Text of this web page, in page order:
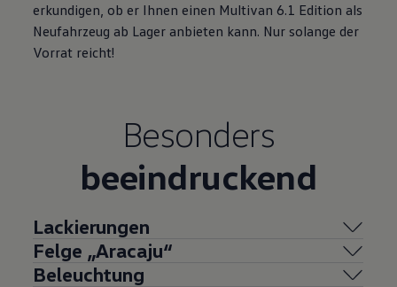
erkundigen, ob er Ihnen einen Multivan 6.1 Edition als
Neufahrzeug ab Lager anbieten kann. Nur solange der
Vorrat reicht!
Besonders
beeindruckend
Lackierungen
Felge „Aracaju“
Beleuchtung